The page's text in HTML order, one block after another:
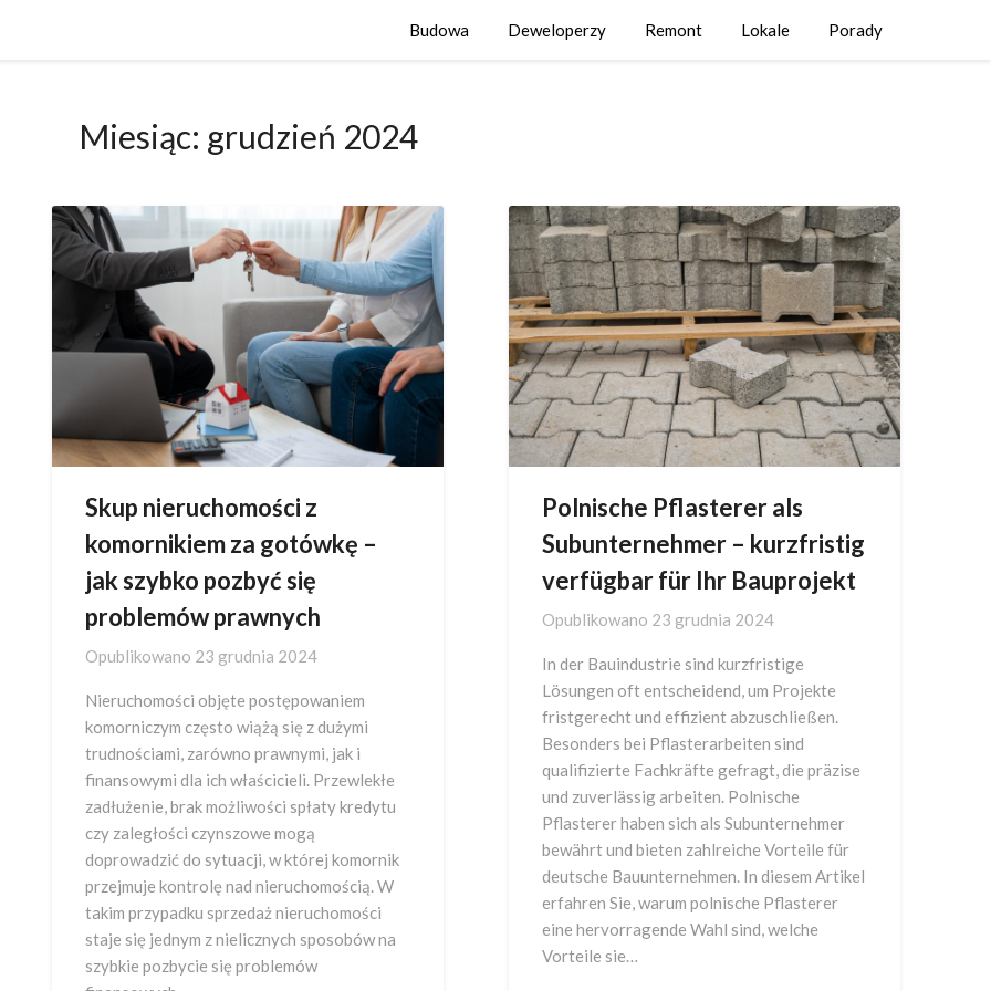
Budowa Deweloperzy Remont Lokale Porady
Miesiąc: grudzień 2024
Skup nieruchomości z
komornikiem za gotówkę –
jak szybko pozbyć się
problemów prawnych
Opublikowano 23 grudnia 2024
Nieruchomości objęte postępowaniem
komorniczym często wiążą się z dużymi
trudnościami, zarówno prawnymi, jak i
finansowymi dla ich właścicieli. Przewlekłe
zadłużenie, brak możliwości spłaty kredytu
czy zaległości czynszowe mogą
doprowadzić do sytuacji, w której komornik
przejmuje kontrolę nad nieruchomością. W
takim przypadku sprzedaż nieruchomości
staje się jednym z nielicznych sposobów na
szybkie pozbycie się problemów
Polnische Pflasterer als
Subunternehmer – kurzfristig
verfügbar für Ihr Bauprojekt
Opublikowano 23 grudnia 2024
In der Bauindustrie sind kurzfristige
Lösungen oft entscheidend, um Projekte
fristgerecht und effizient abzuschließen.
Besonders bei Pflasterarbeiten sind
qualifizierte Fachkräfte gefragt, die präzise
und zuverlässig arbeiten. Polnische
Pflasterer haben sich als Subunternehmer
bewährt und bieten zahlreiche Vorteile für
deutsche Bauunternehmen. In diesem Artikel
erfahren Sie, warum polnische Pflasterer
eine hervorragende Wahl sind, welche
Vorteile sie…